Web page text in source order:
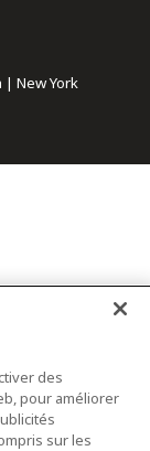
New York
des
pour améliorer
sur les